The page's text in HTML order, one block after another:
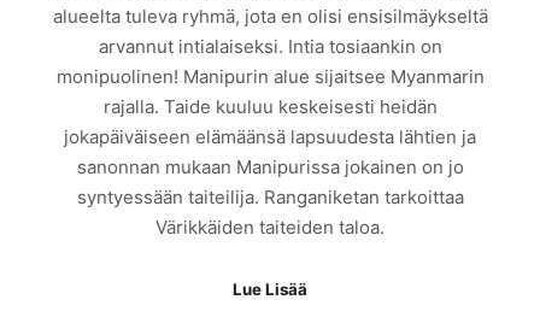
alueelta tuleva ryhmä, jota en olisi ensisilmäykseltä
arvannut intialaiseksi. Intia tosiaankin on
monipuolinen! Manipurin alue sijaitsee Myanmarin
rajalla. Taide kuuluu keskeisesti heidän
jokapäiväiseen elämäänsä lapsuudesta lähtien ja
sanonnan mukaan Manipurissa jokainen on jo
syntyessään taiteilija. Ranganiketan tarkoittaa
Värikkäiden taiteiden taloa.
Lue Lisää